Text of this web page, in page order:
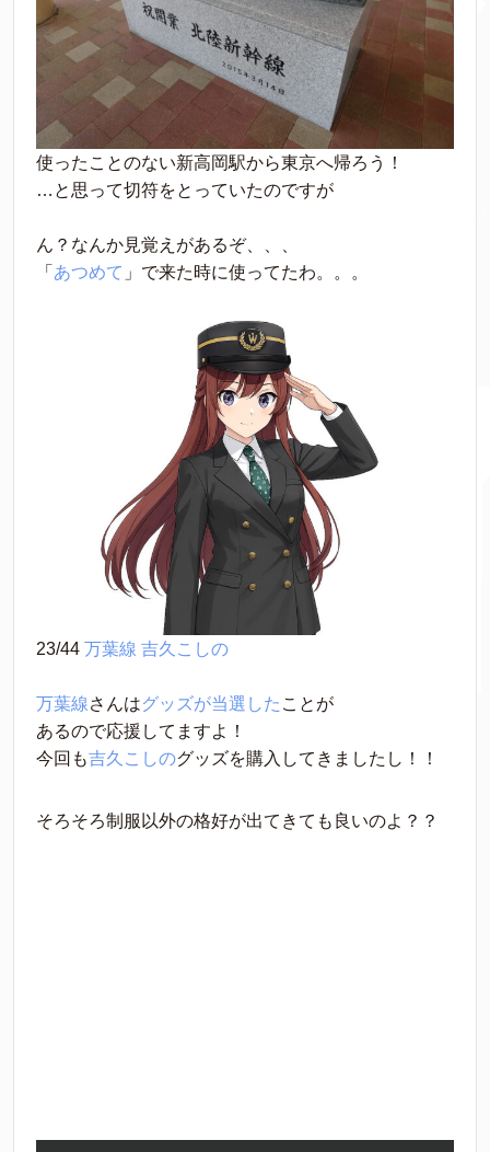
使ったことのない新高岡駅から東京へ帰ろう！
…と思って切符をとっていたのですが
ん？なんか見覚えがあるぞ、、、
「 あつめて 」で来た時に使ってたわ。。。
23/44 万葉線 吉久こしの
万葉線さんはグッズが当選した ことが
あるので応援してますよ！
今回も吉久こしのグッズを購入してきましたし！！
そろそろ制服以外の格好が出てきても良いのよ？？